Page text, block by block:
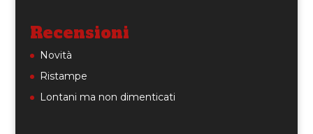
Recensioni
Novità
Ristampe
Lontani ma non dimenticati